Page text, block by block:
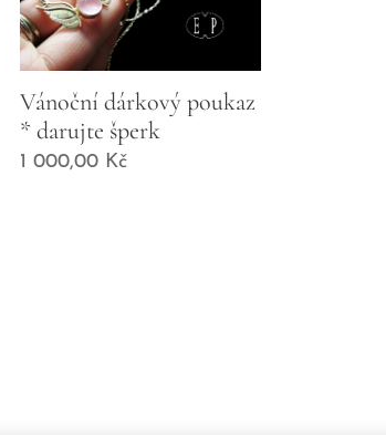
Vánoční dárkový poukaz
* darujte šperk
1 000,00Kč